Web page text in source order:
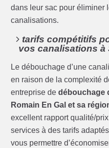
dans leur sac pour éliminer
canalisations.
tarifs compétitifs
vos canalisations à
Le débouchage d’une
en raison de la complexité
entreprise dedébouchage
Romain En Gal et sa
excellent rapport qualité/
services à des tarifs
vous permettre